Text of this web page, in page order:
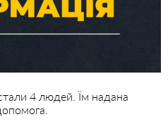
4 людей. Їм надана